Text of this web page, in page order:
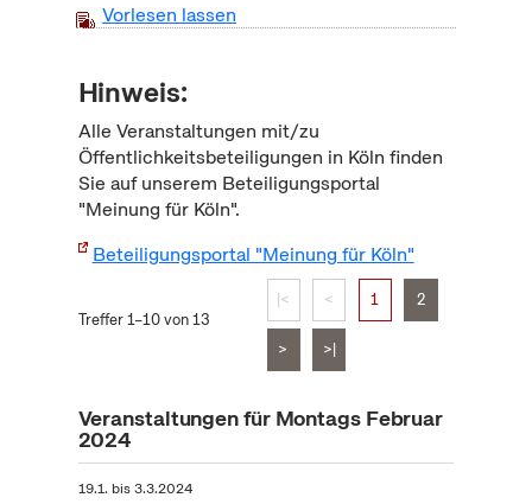
Vorlesen lassen
Hinweis:
Alle Veranstaltungen mit/zu
Öffentlichkeitsbeteiligungen in Köln finden
Sie auf unserem Beteiligungsportal
"Meinung für Köln".
Beteiligungsportal "Meinung für Köln"
Treffer 1–10 von 13
|< < 1 2
> >|
Veranstaltungen für Montags Februar
2024
19.1. bis3.3.2024